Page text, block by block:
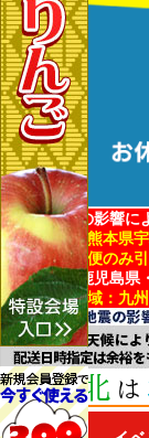
地震・台風の影響に
■引受停止：熊本県
■冷蔵・冷凍便のみ
※熊本県・鹿児島県
■配達遅延地域：九